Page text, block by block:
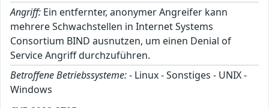
Angriff: Ein entfernter, anonymer Angreifer kann
mehrere Schwachstellen in Internet Systems
Consortium BIND ausnutzen, um einen Denial of
Service Angriff durchzuführen.
Betroffene Betriebssysteme:- Linux - Sonstiges - UNIX -
Windows